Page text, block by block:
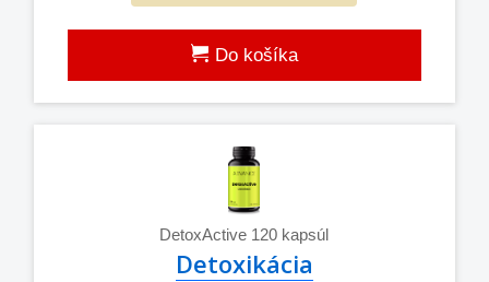
Do košíka
DetoxActive 120 kapsúl
Detoxikácia